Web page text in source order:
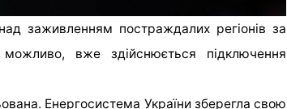
заживленням постраждалих регіонів за
вже здійснюється підключення
Енергосистема України зберегла свою